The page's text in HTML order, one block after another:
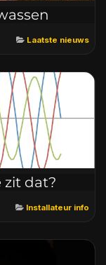
Laatste nieuws
zit dat?
Installateur info